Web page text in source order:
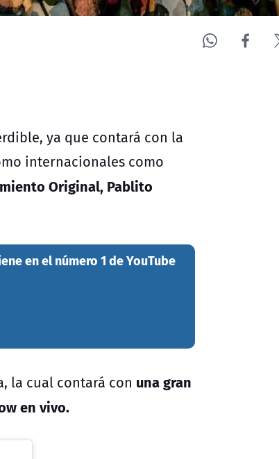
ya que contará con la
internacionales como
Original, Pablito
en el número 1 de YouTube
la cual contará con una gran
en vivo.